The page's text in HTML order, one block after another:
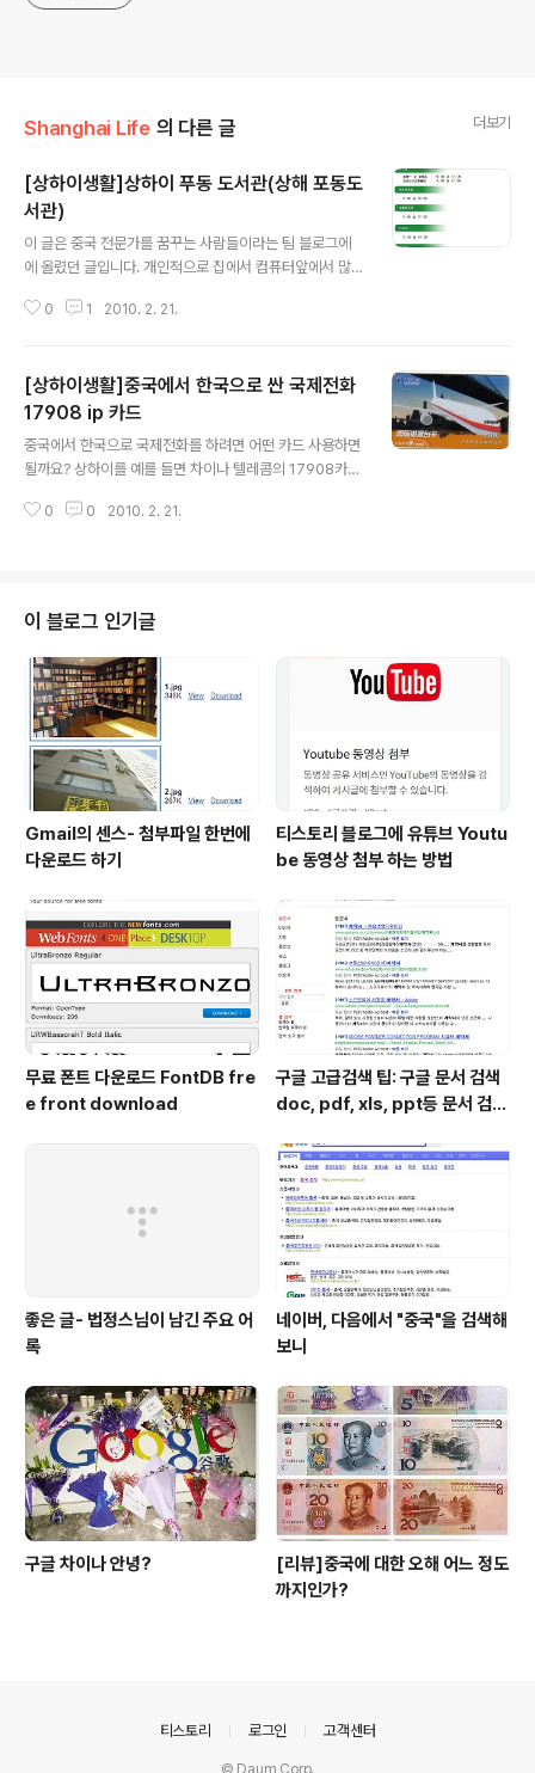
Shanghai Life 의 다른 글 더보기
[상하이생활]상하이 푸동 도서관(상해 포동도
서관)
이 글은 중국 전문가를 꿈꾸는 사람들이라는 팀 블로그에
에 올렸던 글입니다. 개인적으로 집에서 컴퓨터앞에서 많
가서 책을 좀 보고 싶었다. 그러던 중 버스 타고 지나가다가
서 공부하니 조용하고 효율도 높았다. 그리고 좋은 책을 읽
는 것은 과거의 가장 뛰어난 사람들과 대화를 나누는것 같
다고 하지 않는가~ 각종 잡지, 도서 및 전자열람실도 있는
데 상해 도서관카드 혹은 루쨔주이 도서관 카드 따로 만들
증금) [회원카드 하나로 최대 5권의 책을 빌릴 수 있음] 상
0 1 2010. 2. 21.
[상하이생활]중국에서 한국으로 싼 국제전화
17908 ip 카드
중국에서 한국으로 국제전화를 하려면 어떤 카드 사용하면
될까요? 상하이를 예를 들면 차이나 텔레콤의 17908카드
엔에 살 수 있음) (보통 거리 주변의 잡지,카드 판매하는 곳
니 1분에 약 0.6위엔. 물론 기본 시내 요금 미포함.
0 0 2010. 2. 21.
이 블로그 인기글
Gmail의 센스- 첨부파일 한번에
다운로드 하기
티스토리 블로그에 유튜브 Youtu
be 동영상 첨부 하는 방법
무료 폰트 다운로드 FontDB fre
e front download
구글 고급검색 팁: 구글 문서 검색
doc, pdf, xls, ppt등 문서 검색
좋은 글- 법정스님이 남긴 주요 어
록
네이버, 다음에서 "중국"을 검색해
보니
구글 차이나 안녕?
[리뷰]중국에 대한 오해 어느 정도
까지인가?
티스토리 로그인 고객센터
© Daum Corp.